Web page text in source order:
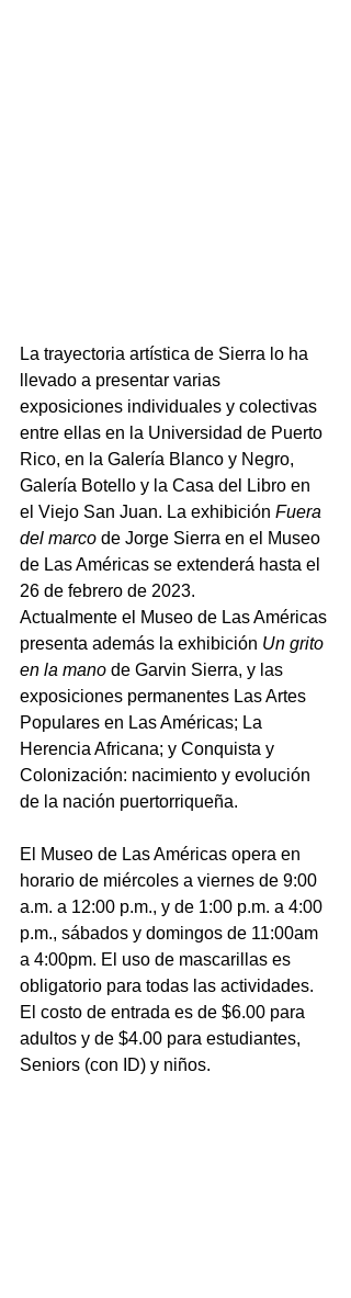
La trayectoria artística de Sierra lo ha
llevado a presentar varias
exposiciones individuales y colectivas
entre ellas en la Universidad de Puerto
Rico, en la Galería Blanco y Negro,
Galería Botello y la Casa del Libro en
el Viejo San Juan. La exhibición Fuera
del marco de Jorge Sierra en el Museo
de Las Américas se extenderá hasta el
26 de febrero de 2023.
Actualmente el Museo de Las Américas
presenta además la exhibición Un grito
en la mano de Garvin Sierra, y las
exposiciones permanentes Las Artes
Populares en Las Américas; La
Herencia Africana; y Conquista y
Colonización: nacimiento y evolución
de la nación puertorriqueña.
El Museo de Las Américas opera en
horario de miércoles a viernes de 9:00
a.m. a 12:00 p.m., y de 1:00 p.m. a 4:00
p.m., sábados y domingos de 11:00am
a 4:00pm. El uso de mascarillas es
obligatorio para todas las actividades.
El costo de entrada es de $6.00 para
adultos y de $4.00 para estudiantes,
Seniors (con ID) y niños.